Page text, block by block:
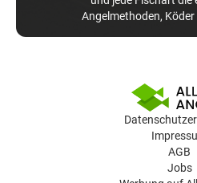
Angelmethoden,
AGB
Jobs